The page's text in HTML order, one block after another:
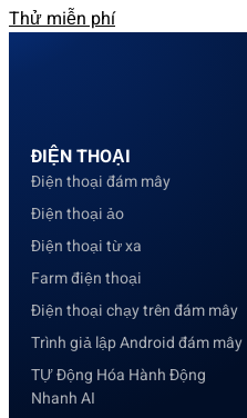
Thử miễn phí
ĐIỆN THOẠI
Điện thoại đám mây
Điện thoại ảo
Điện thoại từ xa
Farm điện thoại
Điện thoại chạy trên đám mây
Trình giả lập Android đám mây
TỰ Động Hóa Hành Động
Nhanh AI